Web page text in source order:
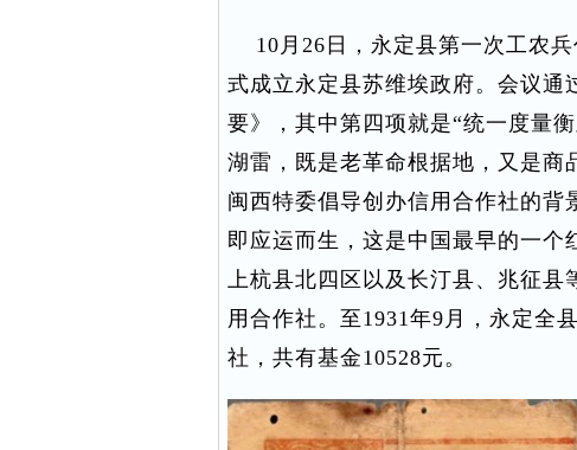
10月26日，永定县第一次工农兵
式成立永定县苏维埃政府。会议通
要》，其中第四项就是“统一度量
湖雷，既是老革命根据地，又是商
闽西特委倡导创办信用合作社的
即应运而生，这是中国最早的一个
上杭县北四区以及长汀县、兆征县
用合作社。至1931年9月，永定全
社，共有基金10528元。